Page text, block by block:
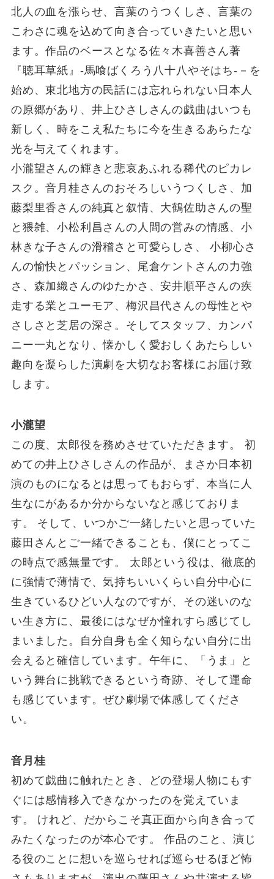
北人の血を漲らせ、言葉のうつくしさ、言葉の
こわさに魂を込めて向き合っていきたいと思い
ます。作品のベースとなる佐々木喜善さん著
『聴耳草紙』-馬喰ばくろう八十八やそはち-－を
始め、東北地方の民話には忘れられない日本人
の原郷があり、井上ひさしさんの戯曲はいつも
新しく、時をこえ私たちに今を生きるあらたな
光を与えてくれます。
小瀧望さんの輝きと悲哀あふれる稀代のピカレ
スク。音月桂さんのおそろしいうつくしさ、加
藤梨里香さんの純真と叙情、大鶴佐助さんの聖
と猥雑、小松利昌さんの人間の営みの情感、小
林きな子さんの滑稽さと可愛らしさ、 小柳心さ
んの愉快とパッション、尾倉ケントさんの力強
さ、森加織さんのゆたかさ、安井順平さんの疾
走する業とユーモア、梅沢昌代さんの母性とや
さしさと芝居の深さ。そしてスタッフ、カンパ
ニー一丸となり、懐かしく愛おしくあたらしい
趣向を凝らした演劇を大切なお客様にお届け致
します。
小瀧望
この度、太郎役を務めさせていただきます。 初
めての井上ひさしさんの作品が、まさか日本初
演のものになるとは思ってもおらず、本当に人
生なにがあるか分からないなと感じておりま
す。 そして、いつかご一緒したいと思っていた
藤田さんとご一緒できることも、僕にとってこ
の時点で感無量です。 太郎という役は、徹底的
に強情で薄情で、気持ちいいくらい自分中心に
生きているひどい人なのですが、その迷いのな
い生き方に、最後にはなぜか憧れすら感じてし
まいました。自分自身も全く知らない自分に出
会えると確信しています。午年に、「うま」と
いう舞台に挑戦できるという奇跡、そして運命
も感じています。ぜひ劇場で体感してくださ
い。
音月桂
初めて戯曲に触れたとき、どの登場人物にもす
ぐには感情移入できなかったのを覚えていま
す。 けれど、だからこそ真正面から向き合って
みたくなったのが本心です。 作品のこと、演じ
る役のことに想いを巡らせれば巡らせるほど怖